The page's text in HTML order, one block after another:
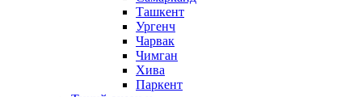
Ташкент
Ургенч
Чарвак
Чимган
Хива
Паркент